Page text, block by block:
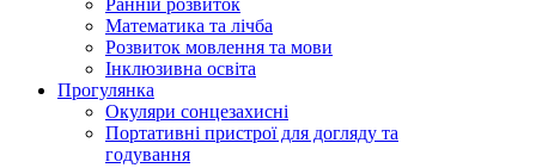
Ранній розвиток
Математика та лічба
Розвиток мовлення та мови
Інклюзивна освіта
Прогулянка
Окуляри сонцезахисні
Портативні пристрої для догляду та
годування